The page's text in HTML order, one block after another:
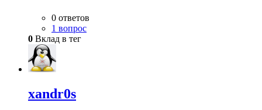
0 ответов
1 вопрос
0 Вклад в тег
xandr0s